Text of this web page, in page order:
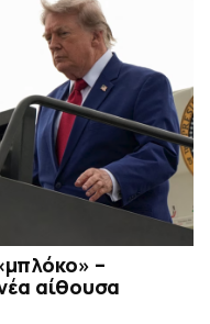
–
αίθουσα